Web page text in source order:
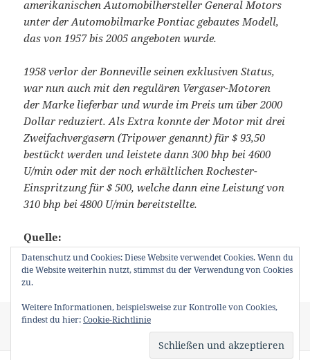
amerikanischen Automobilhersteller General Motors
unter der Automobilmarke Pontiac gebautes Modell,
das von 1957 bis 2005 angeboten wurde.
1958 verlor der Bonneville seinen exklusiven Status,
war nun auch mit den regulären Vergaser-Motoren
der Marke lieferbar und wurde im Preis um über 2000
Dollar reduziert. Als Extra konnte der Motor mit drei
Zweifachvergasern (Tripower genannt) für $ 93,50
bestückt werden und leistete dann 300 bhp bei 4600
U/min oder mit der noch erhältlichen Rochester-
Einspritzung für $ 500, welche dann eine Leistung von
310 bhp bei 4800 U/min bereitstellte.
Quelle:
https://de.wikipedia.org/wiki/Pontiac_Bonneville
Veröffentlicht
1. Mai 2021 Kategorien
Oldtimertreffen
Pontiac Bonneville Safari,VW Käfer
Datenschutz und Cookies: Diese Website verwendet Cookies. Wenn du
die Website weiterhin nutzt, stimmst du der Verwendung von Cookies
zu.
Weitere Informationen, beispielsweise zur Kontrolle von Cookies,
findest du hier:Cookie-Richtlinie